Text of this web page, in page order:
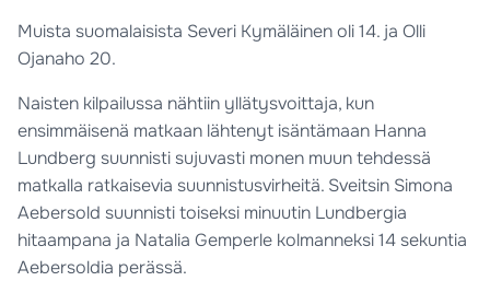
Muista suomalaisista Severi Kymäläinen oli 14. ja Olli
Ojanaho 20.
Naisten kilpailussa nähtiin yllätysvoittaja, kun
ensimmäisenä matkaan lähtenyt isäntämaan Hanna
Lundberg suunnisti sujuvasti monen muun tehdessä
matkalla ratkaisevia suunnistusvirheitä. Sveitsin Simona
Aebersold suunnisti toiseksi minuutin Lundbergia
hitaampana ja Natalia Gemperle kolmanneksi 14 sekuntia
Aebersoldia perässä.